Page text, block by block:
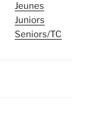
Jeunes
Juniors
Seniors/TC